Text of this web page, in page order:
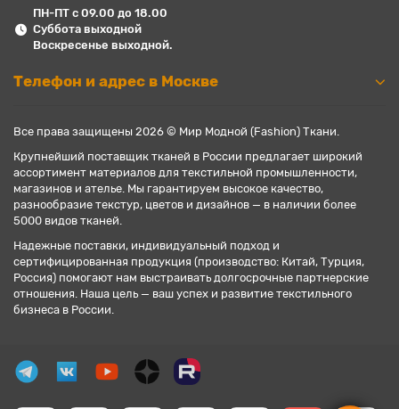
ПН-ПТ с 09.00 до 18.00
Суббота выходной
Воскресенье выходной.
Телефон и адрес в Москве
Все права защищены 2026 © Мир Модной (Fashion) Ткани.
Крупнейший поставщик тканей в России предлагает широкий
ассортимент материалов для текстильной промышленности,
магазинов и ателье. Мы гарантируем высокое качество,
разнообразие текстур, цветов и дизайнов — в наличии более
5000 видов тканей.
Надежные поставки, индивидуальный подход и
сертифицированная продукция (производство: Китай, Турция,
Россия) помогают нам выстраивать долгосрочные партнерские
отношения. Наша цель — ваш успех и развитие текстильного
бизнеса в России.